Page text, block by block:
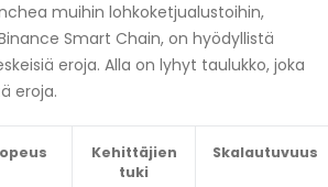
muihin lohkoketjualustoihin,
Smart Chain, on hyödyllistä
eroja. Alla on lyhyt taulukko, joka
eroja.
Kehittäjien
tuki
Skalautuvuus